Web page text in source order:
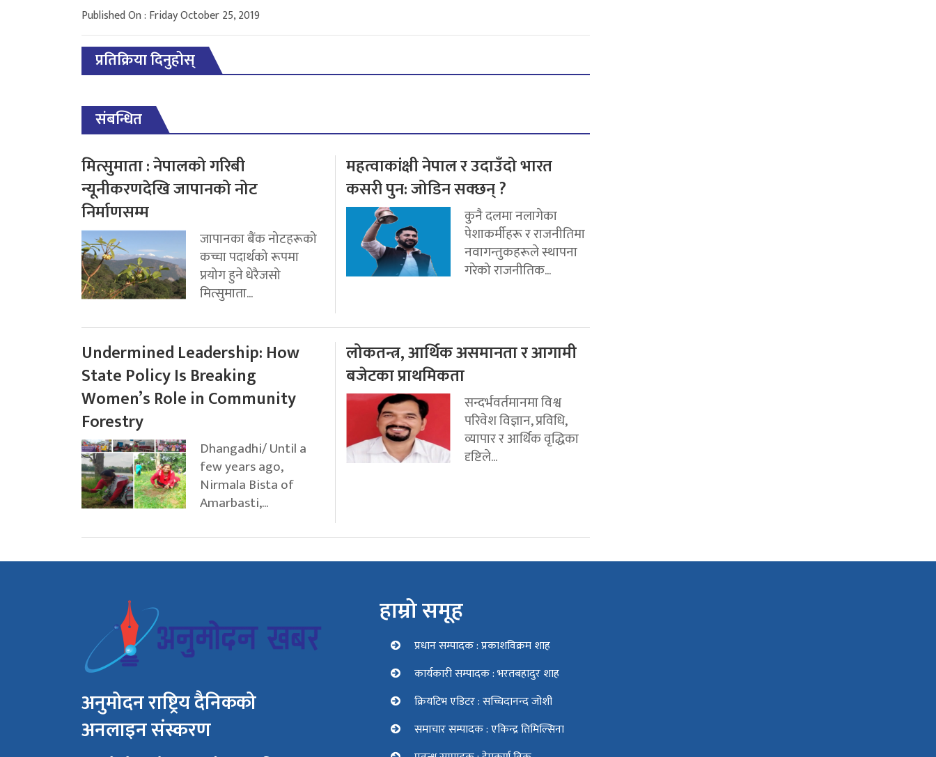
Published On : Friday October 25, 2019
प्रतिक्रिया दिनुहोस्
संबन्धित
मित्सुमाता : नेपालको गरिबी
न्यूनीकरणदेखि जापानको नोट
निर्माणसम्म
जापानका बैंक नोटहरूको
कच्चा पदार्थको रूपमा
प्रयोग हुने धेरैजसो
मित्सुमाता...
महत्वाकांक्षी नेपाल र उदाउँदो भारत
कसरी पुन: जोडिन सक्छन् ?
कुनै दलमा नलागेका
पेशाकर्मीहरू र राजनीतिमा
नवागन्तुकहरूले स्थापना
गरेको राजनीतिक...
Undermined Leadership: How
State Policy Is Breaking
Women’s Role in Community
Forestry
Dhangadhi/ Until a
few years ago,
Nirmala Bista of
Amarbasti,...
लोकतन्त्र, आर्थिक असमानता र आगामी
बजेटका प्राथमिकता
सन्दर्भवर्तमानमा विश्व
परिवेश विज्ञान, प्रविधि,
व्यापार र आर्थिक वृद्धिका
दृष्टिले...
अनुमोदन राष्ट्रिय दैनिकको
अनलाइन संस्करण
हाम्रो समूह
प्रधान सम्पादक : प्रकाशविक्रम शाह
कार्यकारी सम्पादक : भरतबहादुर शाह
क्रियटिभ एडिटर : सच्चिदानन्द जोशी
समाचार सम्पादक : एकिन्द्र तिमिल्सिना